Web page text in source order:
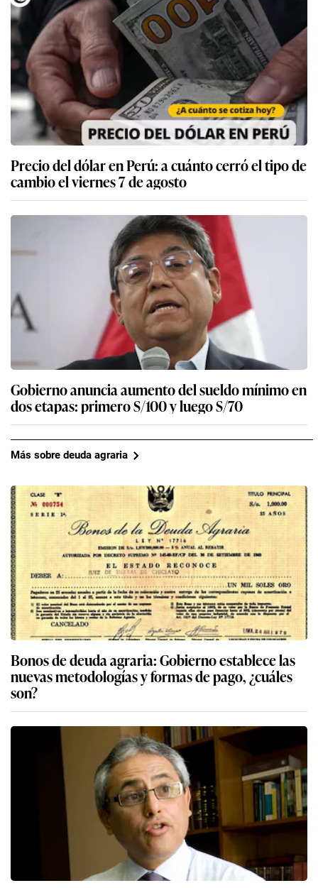
Precio del dólar en Perú: a cuánto cerró el tipo de
cambio el viernes 7 de agosto
Gobierno anuncia aumento del sueldo mínimo en
dos etapas: primero S/100 y luego S/70
Más sobre deuda agraria
Bonos de deuda agraria: Gobierno establece las
nuevas metodologías y formas de pago, ¿cuáles
son?